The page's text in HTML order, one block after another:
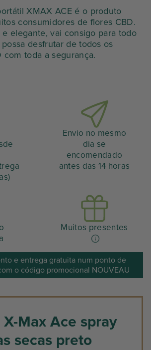
inicial
era:
atual
é:
XMAX ACE é o produto
consumidores de flores CBD.
elegante, vai consigo para todo
desfrutar de todos os
com toda a segurança.
Envio no mesmo
dia se
encomendado
antes das 14 horas
Muitos presentes
e entrega gratuita num ponto de
o código promocional NOUVEAU
X-Max Ace spray
secas preto